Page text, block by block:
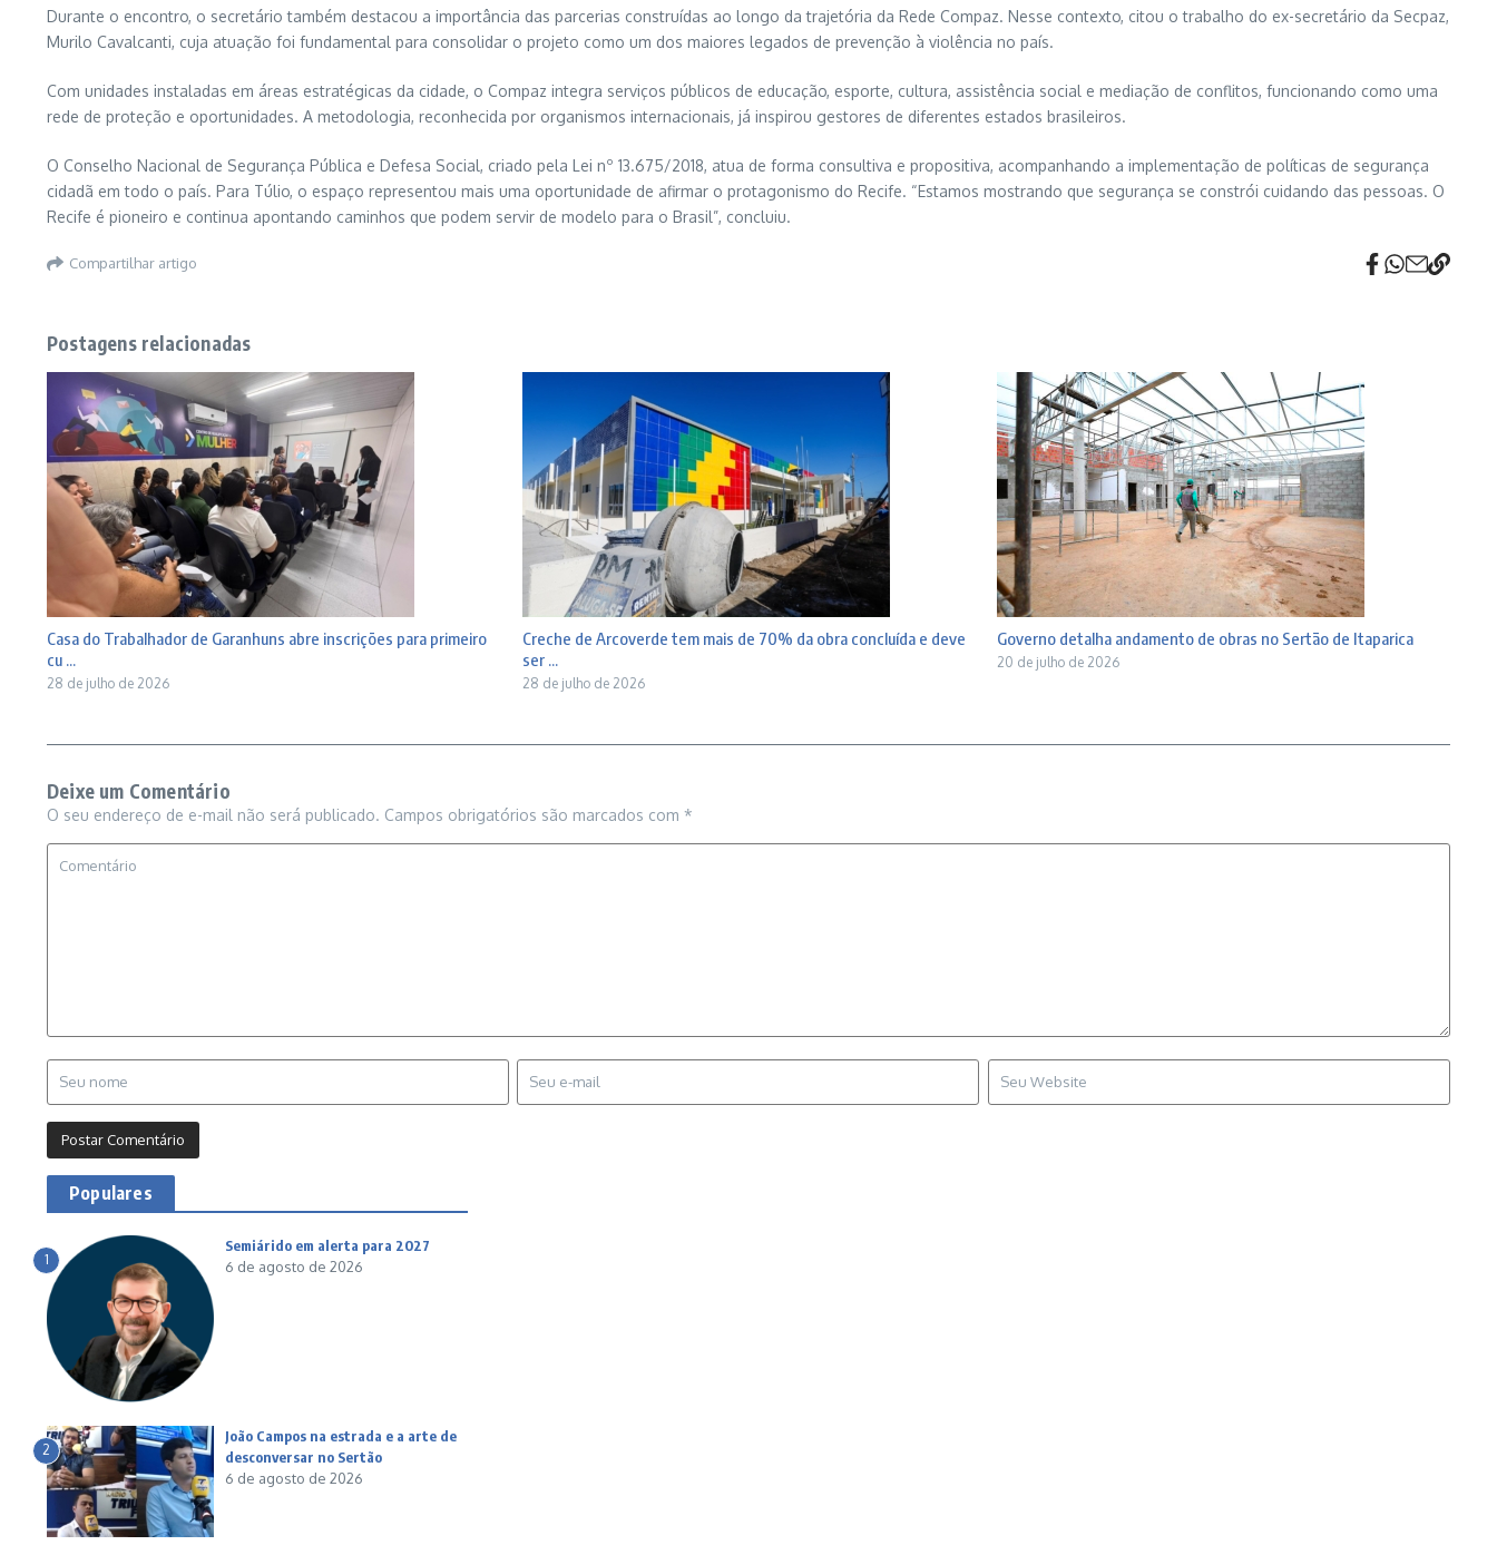
Durante o encontro, o secretário também destacou a importância das parcerias construídas ao longo da trajetória da Rede Compaz. Nesse contexto, citou o trabalho do ex-secretário da Secpaz,
Murilo Cavalcanti, cuja atuação foi fundamental para consolidar o projeto como um dos maiores legados de prevenção à violência no país.
Com unidades instaladas em áreas estratégicas da cidade, o Compaz integra serviços públicos de educação, esporte, cultura, assistência social e mediação de conflitos, funcionando como uma
rede de proteção e oportunidades. A metodologia, reconhecida por organismos internacionais, já inspirou gestores de diferentes estados brasileiros.
O Conselho Nacional de Segurança Pública e Defesa Social, criado pela Lei nº 13.675/2018, atua de forma consultiva e propositiva, acompanhando a implementação de políticas de segurança
cidadã em todo o país. Para Túlio, o espaço representou mais uma oportunidade de afirmar o protagonismo do Recife. “Estamos mostrando que segurança se constrói cuidando das pessoas. O
Recife é pioneiro e continua apontando caminhos que podem servir de modelo para o Brasil”, concluiu.
Compartilhar artigo
Postagens relacionadas
Casa do Trabalhador de Garanhuns abre inscrições para primeiro
cu ...
28 de julho de 2026
Creche de Arcoverde tem mais de 70% da obra concluída e deve
ser ...
28 de julho de 2026
Governo detalha andamento de obras no Sertão de Itaparica
20 de julho de 2026
Deixe um Comentário
O seu endereço de e-mail não será publicado. Campos obrigatórios são marcados com *
Populares
1
Semiárido em alerta para 2027
6 de agosto de 2026
2
João Campos na estrada e a arte de
desconversar no Sertão
6 de agosto de 2026